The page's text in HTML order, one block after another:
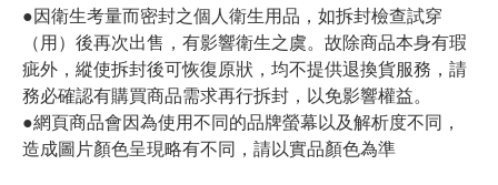
●因衛生考量而密封之個人衛生用品，如拆封檢查試穿
（用）後再次出售，有影響衛生之虞。故除商品本身有瑕
疵外，縱使拆封後可恢復原狀，均不提供退換貨服務，請
務必確認有購買商品需求再行拆封，以免影響權益。
●網頁商品會因為使用不同的品牌螢幕以及解析度不同，
造成圖片顏色呈現略有不同，請以實品顏色為準